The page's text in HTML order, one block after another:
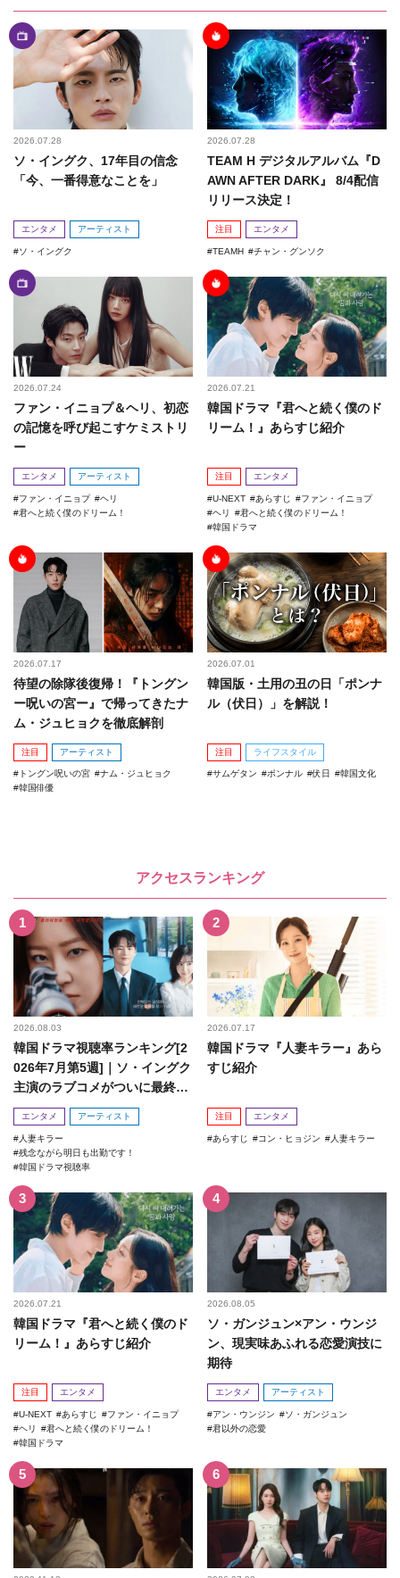
2026.07.28
ソ・イングク、17年目の信念
「今、一番得意なことを」
エンタメ アーティスト
ソ・イングク
2026.07.28
TEAM H デジタルアルバム『D
AWN AFTER DARK』 8/4配信
リリース決定！
注目 エンタメ
TEAMH チャン・グンソク
2026.07.24
ファン・イニョプ＆ヘリ、初恋
の記憶を呼び起こすケミストリ
ー
エンタメ アーティスト
ファン・イニョプ
ヘリ
君へと続く僕のドリーム！
2026.07.21
韓国ドラマ『君へと続く僕のド
リーム！』あらすじ紹介
注目 エンタメ
U-NEXT あらすじ
ファン・イニョプ
ヘリ
君へと続く僕のドリーム！
韓国ドラマ
2026.07.17
待望の除隊後復帰！『トングン
ー呪いの宮ー』で帰ってきたナ
ム・ジュヒョクを徹底解剖
注目 アーティスト
トングン呪いの宮
ナム・ジュヒョク
韓国俳優
2026.07.01
韓国版・土用の丑の日「ポンナ
ル（伏日）」を解説！
注目 ライフスタイル
サムゲタン ポンナル 伏日 韓国文化
アクセスランキング
2026.08.03
韓国ドラマ視聴率ランキング[2
026年7月第5週]｜ソ・イングク
主演のラブコメがついに最終
回！
エンタメ アーティスト
人妻キラー
残念ながら明日も出勤です！
韓国ドラマ視聴率
2026.07.17
韓国ドラマ『人妻キラー』あら
すじ紹介
注目 エンタメ
あらすじ コン・ヒョジン 人妻キラー
2026.07.21
韓国ドラマ『君へと続く僕のド
リーム！』あらすじ紹介
注目 エンタメ
U-NEXT あらすじ
ファン・イニョプ
ヘリ
君へと続く僕のドリーム！
韓国ドラマ
2026.08.05
ソ・ガンジュン×アン・ウンジ
ン、現実味あふれる恋愛演技に
期待
エンタメ アーティスト
アン・ウンジン
ソ・ガンジュン
君以外の恋愛